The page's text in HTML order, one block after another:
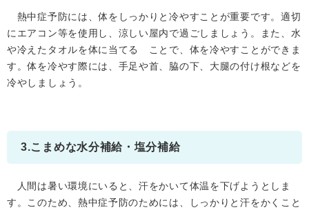
熱中症予防には、体をしっかりと冷やすことが重要です。適切
にエアコン等を使用し、涼しい屋内で過ごしましょう。また、水
や冷えたタオルを体に当てる ことで、体を冷やすことができま
す。体を冷やす際には、手足や首、脇の下、大腿の付け根などを
冷やしましょう。
3.こまめな水分補給・塩分補給
人間は暑い環境にいると、汗をかいて体温を下げようとしま
す。このため、熱中症予防のためには、しっかりと汗をかくこと